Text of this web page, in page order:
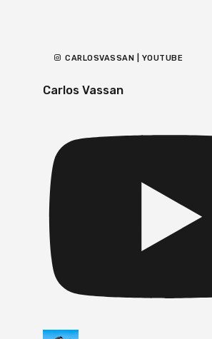
CARLOSVASSAN | YOUTUBE
Carlos Vassan